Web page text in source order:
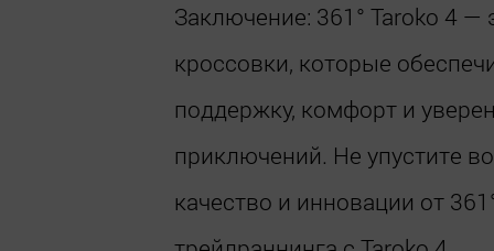
Заключение: 361° Taroko 4
кроссовки, которые
поддержку, комфорт и
приключений. Не упустите
качество и инновации от